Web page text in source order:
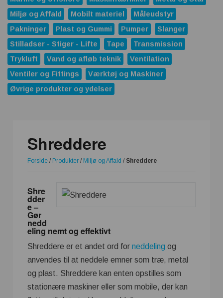
Miljø og Affald
Mobilt materiel
Måleudstyr
Pakninger
Plast og Gummi Pumper
Slanger
Stilladser - Stiger - Lifte
Tape
Transmission
Trykluft
Vand og afløb teknik
Ventilation
Ventiler og Fittings
Værktøj og Maskiner
Øvrige produkter og ydelser
Shreddere
Forside / Produkter / Miljø og Affald / Shreddere
Shre
dder
e –
Gør
nedd
eling nemt og effektivt
Shreddere er et andet ord for neddeling og
anvendes til at neddele emner som træ, metal
og plast. Shreddere kan enten opstilles som
stationære maskiner eller som mobile, der kan